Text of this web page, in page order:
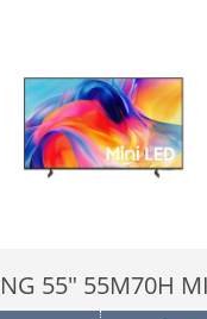
55" 55M70H